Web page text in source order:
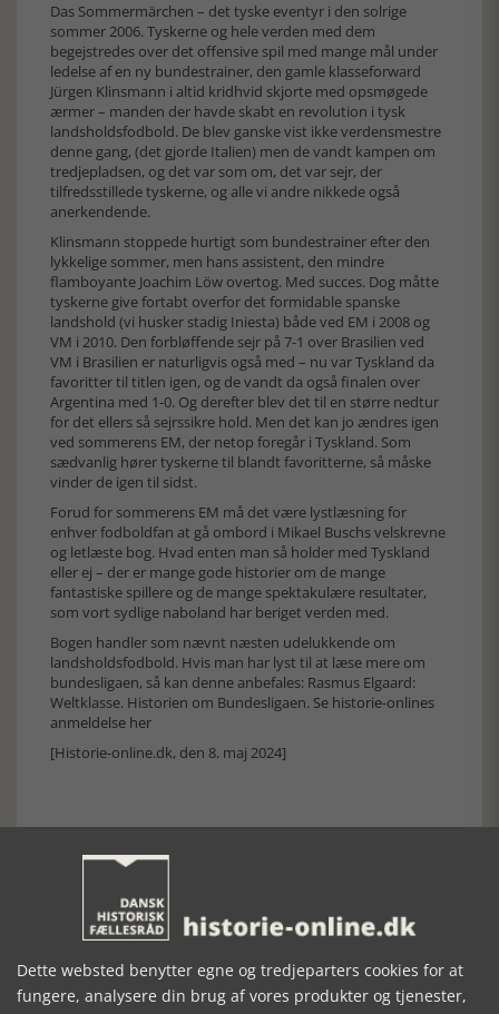
Das Sommermärchen – det tyske eventyr i den solrige
sommer 2006. Tyskerne og hele verden med dem
begejstredes over det offensive spil med mange mål under
ledelse af en ny bundestrainer, den gamle klasseforward
Jürgen Klinsmann i altid kridhvid skjorte med opsmøgede
ærmer – manden der havde skabt en revolution i tysk
landsholdsfodbold. De blev ganske vist ikke verdensmestre
denne gang, (det gjorde Italien) men de vandt kampen om
tredjepladsen, og det var som om, det var sejr, der
tilfredsstillede tyskerne, og alle vi andre nikkede også
anerkendende.
Klinsmann stoppede hurtigt som bundestrainer efter den
lykkelige sommer, men hans assistent, den mindre
flamboyante Joachim Löw overtog. Med succes. Dog måtte
tyskerne give fortabt overfor det formidable spanske
landshold (vi husker stadig Iniesta) både ved EM i 2008 og
VM i 2010. Den forbløffende sejr på 7-1 over Brasilien ved
VM i Brasilien er naturligvis også med – nu var Tyskland da
favoritter til titlen igen, og de vandt da også finalen over
Argentina med 1-0. Og derefter blev det til en større nedtur
for det ellers så sejrssikre hold. Men det kan jo ændres igen
ved sommerens EM, der netop foregår i Tyskland. Som
sædvanlig hører tyskerne til blandt favoritterne, så måske
vinder de igen til sidst.
Forud for sommerens EM må det være lystlæsning for
enhver fodboldfan at gå ombord i Mikael Buschs velskrevne
og letlæste bog. Hvad enten man så holder med Tyskland
eller ej – der er mange gode historier om de mange
fantastiske spillere og de mange spektakulære resultater,
som vort sydlige naboland har beriget verden med.
Bogen handler som nævnt næsten udelukkende om
landsholdsfodbold. Hvis man har lyst til at læse mere om
bundesligaen, så kan denne anbefales: Rasmus Elgaard:
Weltklasse. Historien om Bundesligaen. Se historie-onlines
anmeldelse her
[Historie-online.dk, den 8. maj 2024]
Forrige artikel
SE RELATEREDE ARTIKLER
Dette websted benytter egne og tredjeparters cookies for at
fungere, analysere din brug af vores produkter og tjenester,